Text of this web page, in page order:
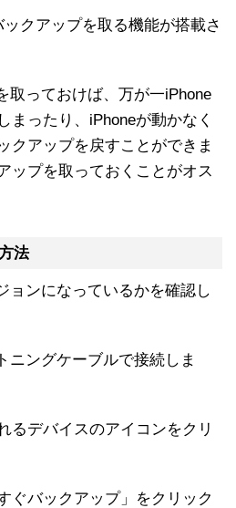
クアップを取る機能が搭載さ
取っておけば、万が一iPhone
まったり、iPhoneが動かなく
クアップを戻すことができま
ップを取っておくことがオス
法
ンになっているかを確認し
ングケーブルで接続しま
デバイスのアイコンをクリ
ぐバックアップ」をクリック